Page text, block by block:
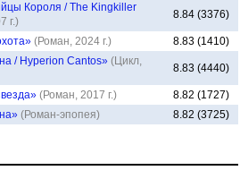
Короля / The Kingkiller
г.)
8.84 (3376)
(Роман, 2024 г.)
8.83 (1410)
/ Hyperion Cantos» (Цикл,
8.83 (4440)
(Роман, 2017 г.)
8.82 (1727)
(Роман-эпопея) 8.82 (3725)